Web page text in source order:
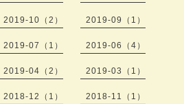
2019-10（2） 2019-09（1）
2019-07（1） 2019-06（4）
2019-04（2） 2019-03（1）
2018-12（1） 2018-11（1）